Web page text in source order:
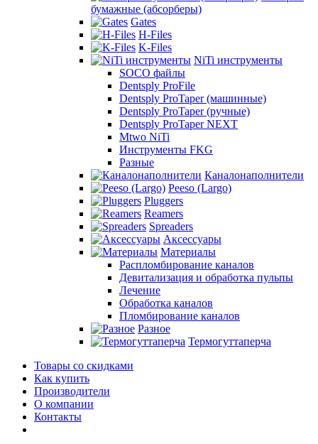
бумажные (абсорберы)
Gates
H-Files
K-Files
NiTi инструменты
SOCO файлы
Dentsply ProFile
Dentsply ProTaper (машинные)
Dentsply ProTaper (ручные)
Dentsply ProTaper NEXT
Mtwo NiTi
Инструменты FKG
Разные
Каналонаполнители
Peeso (Largo)
Pluggers
Reamers
Spreaders
Аксессуары
Материалы
Распломбирование каналов
Девитализация и обработка пульпы
Лечение
Обработка каналов
Пломбирование каналов
Разное
Термогуттаперча
Товары со скидками
Как купить
Производители
О компании
Контакты